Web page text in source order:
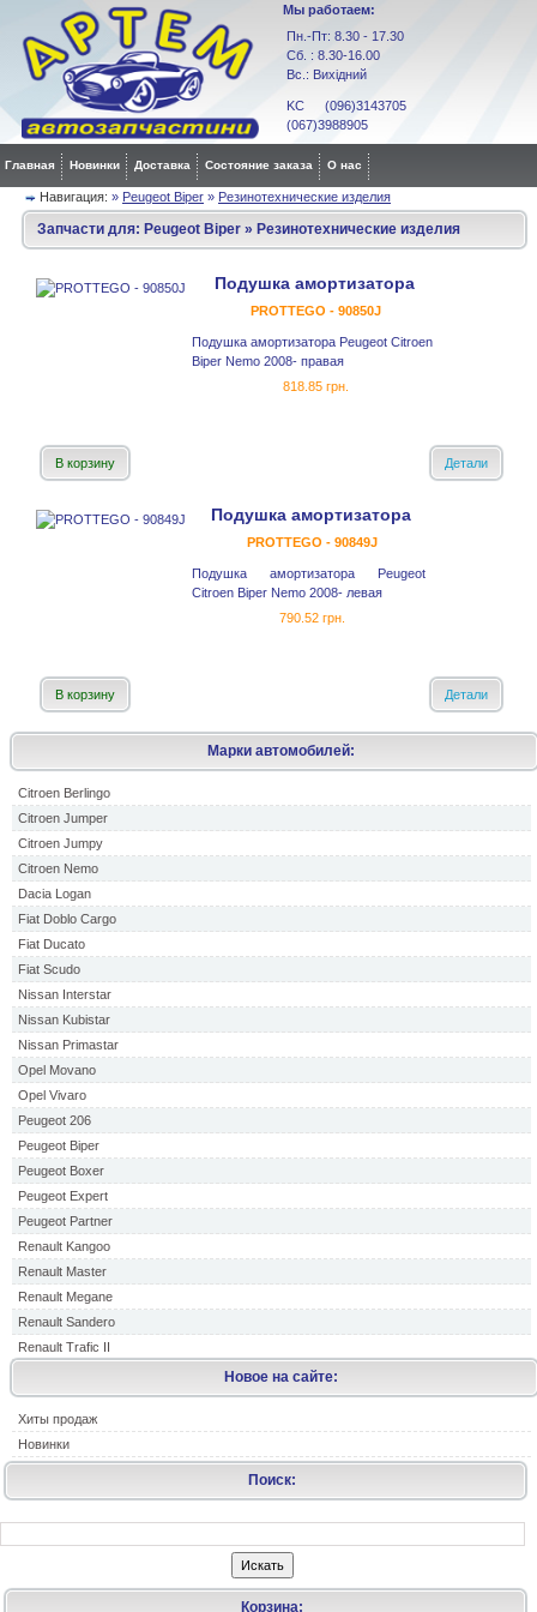
Мы работаем:
Пн.-Пт: 8.30 - 17.30
Сб. : 8.30-16.00
Вс.: Вихідний
KC (096)3143705
(067)3988905
Главная Новинки Доставка Состояние заказа О нас
Навигация: » Peugeot Biper » Резинотехнические изделия
Марки автомобилей:
Citroen Berlingo
Citroen Jumper
Citroen Jumpy
Citroen Nemo
Dacia Logan
Fiat Doblo Cargo
Fiat Ducato
Fiat Scudo
Nissan Interstar
Nissan Kubistar
Nissan Primastar
Opel Movano
Opel Vivaro
Peugeot 206
Peugeot Biper
Peugeot Boxer
Peugeot Expert
Peugeot Partner
Renault Kangoo
Renault Master
Renault Megane
Renault Sandero
Renault Trafic II
Новое на сайте:
Хиты продаж
Новинки
Запчасти для: Peugeot Biper » Резинотехнические изделия
Подушка амортизатора
PROTTEGO - 90850J
Подушка амортизатора Peugeot Citroen
Biper Nemo 2008- правая
818.85 грн.
В корзину Детали
Подушка амортизатора
PROTTEGO - 90849J
Подушка амортизатора Peugeot
Citroen Biper Nemo 2008- левая
790.52 грн.
В корзину Детали
Поиск:
Корзина: